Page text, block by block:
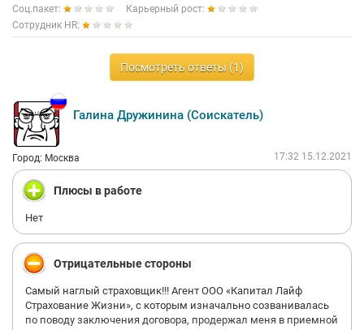
Соц.пакет:
Карьерный рост:
Сотрудник HR:
Посмотреть ответы (1)
Галина Дружинина (Соискатель)
Город: Москва 17:32 15.12.2021
Плюсы в работе
Нет
Отрицательные стороны
Самый наглый страховщик!!! Агент ООО «Капитал Лайф
Страхование Жизни», с которым изначально созванивалась
по поводу заключения договора, продержал меня в приемной